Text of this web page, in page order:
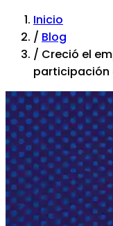
Inicio
/ Blog
/ Creció el
participación